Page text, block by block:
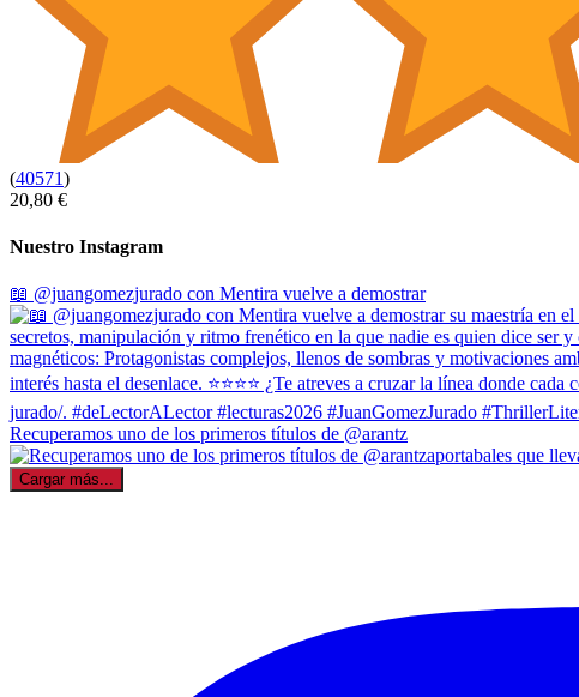
(40571)
20,80 €
Nuestro Instagram
📖 @juangomezjurado con Mentira vuelve a demostrar
Recuperamos uno de los primeros títulos de @arantz
Cargar más...